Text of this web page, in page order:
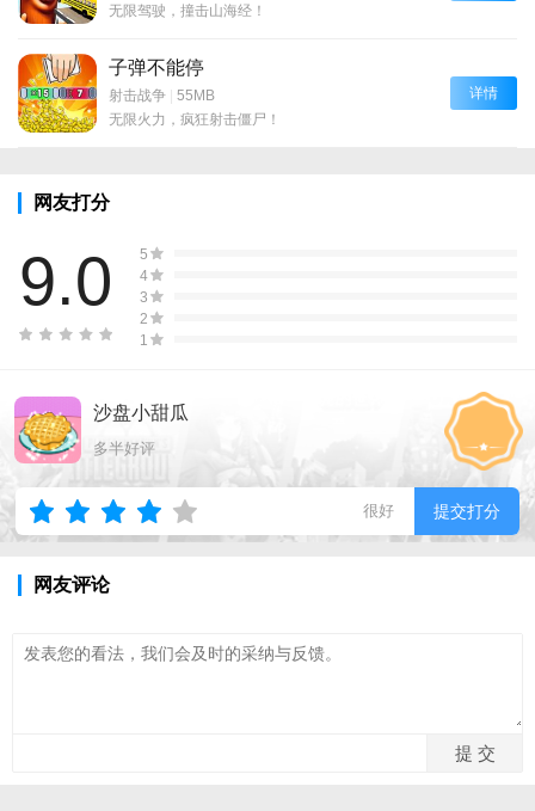
无限驾驶，撞击山海经！
子弹不能停
射击战争 | 55MB
无限火力，疯狂射击僵尸！
详情
网友打分
9.0
5
4
3
2
1
沙盘小甜瓜
多半好评
很好 提交打分
网友评论